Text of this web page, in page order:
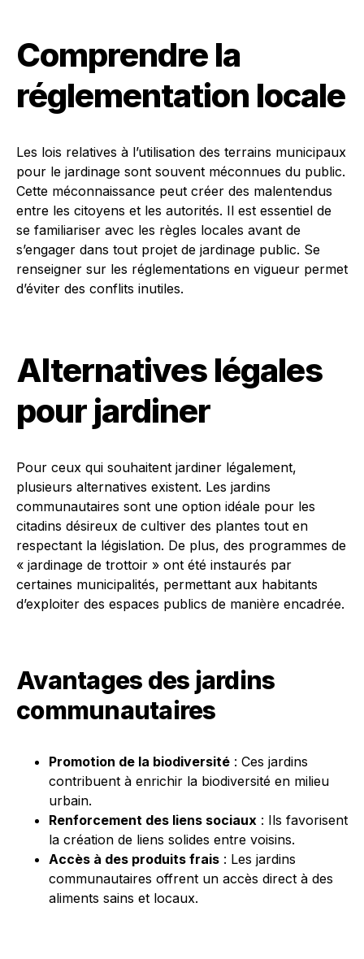
Comprendre la
réglementation locale
Les lois relatives à l’utilisation des terrains municipaux
pour le jardinage sont souvent méconnues du public.
Cette méconnaissance peut créer des malentendus
entre les citoyens et les autorités. Il est essentiel de
se familiariser avec les règles locales avant de
s’engager dans tout projet de jardinage public. Se
renseigner sur les réglementations en vigueur permet
d’éviter des conflits inutiles.
Alternatives légales
pour jardiner
Pour ceux qui souhaitent jardiner légalement,
plusieurs alternatives existent. Les jardins
communautaires sont une option idéale pour les
citadins désireux de cultiver des plantes tout en
respectant la législation. De plus, des programmes de
« jardinage de trottoir » ont été instaurés par
certaines municipalités, permettant aux habitants
d’exploiter des espaces publics de manière encadrée.
Avantages des jardins
communautaires
Promotion de la biodiversité : Ces jardins
contribuent à enrichir la biodiversité en milieu
urbain.
Renforcement des liens sociaux : Ils favorisent
la création de liens solides entre voisins.
Accès à des produits frais : Les jardins
communautaires offrent un accès direct à des
aliments sains et locaux.